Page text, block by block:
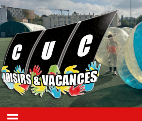
Skip
to
content